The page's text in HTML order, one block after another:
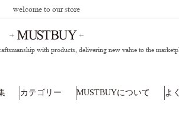
welcome to our store
with products,delivering new value to the
カテゴリー MUSTBUYについて よ